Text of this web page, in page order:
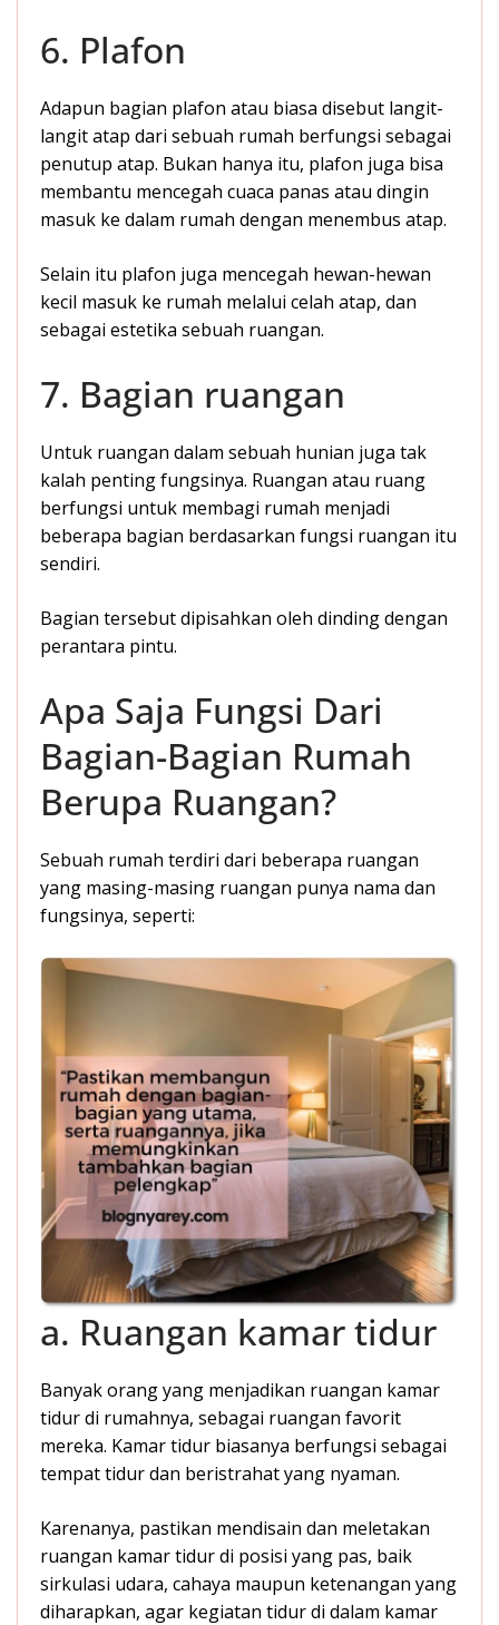
6. Plafon
Adapun bagian plafon atau biasa disebut langit-
langit atap dari sebuah rumah berfungsi sebagai
penutup atap. Bukan hanya itu, plafon juga bisa
membantu mencegah cuaca panas atau dingin
masuk ke dalam rumah dengan menembus atap.
Selain itu plafon juga mencegah hewan-hewan
kecil masuk ke rumah melalui celah atap, dan
sebagai estetika sebuah ruangan.
7. Bagian ruangan
Untuk ruangan dalam sebuah hunian juga tak
kalah penting fungsinya. Ruangan atau ruang
berfungsi untuk membagi rumah menjadi
beberapa bagian berdasarkan fungsi ruangan itu
sendiri.
Bagian tersebut dipisahkan oleh dinding dengan
perantara pintu.
Apa Saja Fungsi Dari
Bagian-Bagian Rumah
Berupa Ruangan?
Sebuah rumah terdiri dari beberapa ruangan
yang masing-masing ruangan punya nama dan
fungsinya, seperti:
a. Ruangan kamar tidur
Banyak orang yang menjadikan ruangan kamar
tidur di rumahnya, sebagai ruangan favorit
mereka. Kamar tidur biasanya berfungsi sebagai
tempat tidur dan beristrahat yang nyaman.
Karenanya, pastikan mendisain dan meletakan
ruangan kamar tidur di posisi yang pas, baik
sirkulasi udara, cahaya maupun ketenangan yang
diharapkan, agar kegiatan tidur di dalam kamar